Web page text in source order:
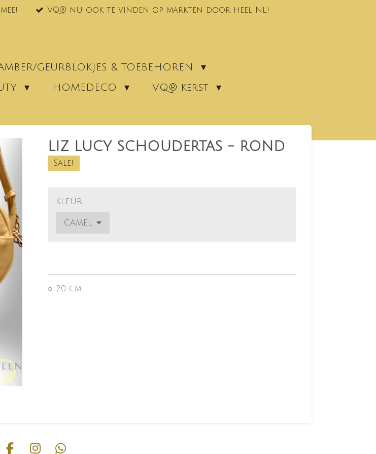
VQ® nu ook te vinden op markten door heel NL!
GEURBLOKJES & TOEBEHOREN
HOMEDECO
VQ® kerst
LIZ LUCY SCHOUDERTAS - ROND
Sale!
KLEUR
○ 20 cm